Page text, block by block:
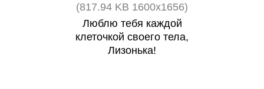
(817.94 KB 1600x1656)
Люблю тебя каждой
клеточкой своего тела,
Лизонька!